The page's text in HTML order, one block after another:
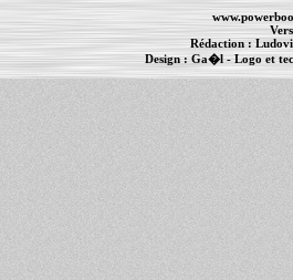
Rédaction :
Design :Ga�l- Logo et
PowerBook